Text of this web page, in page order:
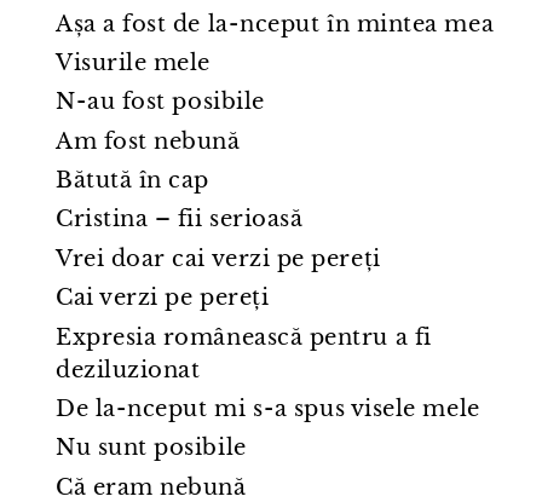
Așa a fost de la⁠-⁠nceput în mintea mea
Visurile mele
N⁠-⁠au fost posibile
Am fost nebună
Bătută în cap
Cristina – fii serioasă
Vrei doar cai verzi pe pereți
Cai verzi pe pereți
Expresia românească pentru a fi
deziluzionat
De la⁠-⁠nceput mi s⁠-⁠a spus visele mele
Nu sunt posibile
Că eram nebună